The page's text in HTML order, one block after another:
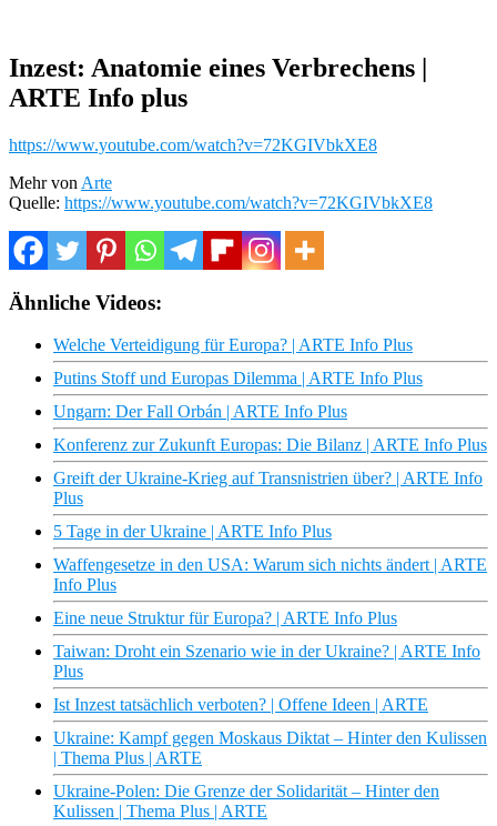
Inzest: Anatomie eines Verbrechens |
ARTE Info plus
https://www.youtube.com/watch?v=72KGIVbkXE8
Mehr von Arte
Quelle: https://www.youtube.com/watch?v=72KGIVbkXE8
Ähnliche Videos:
Welche Verteidigung für Europa? | ARTE Info Plus
Putins Stoff und Europas Dilemma | ARTE Info Plus
Ungarn: Der Fall Orbán | ARTE Info Plus
Konferenz zur Zukunft Europas: Die Bilanz | ARTE Info Plus
Greift der Ukraine-Krieg auf Transnistrien über? | ARTE Info
Plus
5 Tage in der Ukraine | ARTE Info Plus
Waffengesetze in den USA: Warum sich nichts ändert | ARTE
Info Plus
Eine neue Struktur für Europa? | ARTE Info Plus
Taiwan: Droht ein Szenario wie in der Ukraine? | ARTE Info
Plus
Ist Inzest tatsächlich verboten? | Offene Ideen | ARTE
Ukraine: Kampf gegen Moskaus Diktat – Hinter den Kulissen
| Thema Plus | ARTE
Ukraine-Polen: Die Grenze der Solidarität – Hinter den
Kulissen | Thema Plus | ARTE